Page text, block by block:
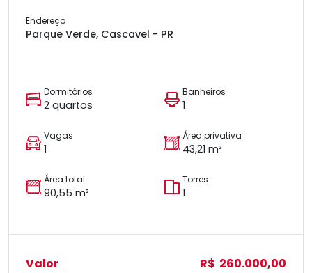
Endereço
Parque Verde, Cascavel - PR
Dormitórios
2 quartos
Banheiros
1
Vagas
1
Área privativa
43,21 m²
Área total
90,55 m²
Torres
1
Valor R$ 260.000,00